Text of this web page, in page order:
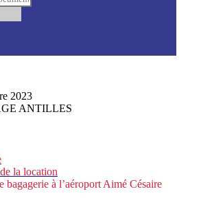
2023
ANTILLES
la location
bagagerie à l’aéroport Aimé Césaire